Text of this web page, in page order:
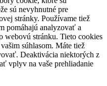
sú nevyhnutné pre
stránky. Používame tiež
pomáhajú analyzovať a
webovú stránku. Tieto cookies
súhlasom. Máte tiež
Deaktivácia niektorých z
vplyv na vaše prehliadanie